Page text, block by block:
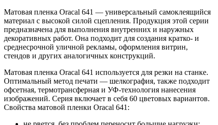
Матовая пленка Oracal 641 — универсальный самоклеящийся
материал с высокой силой сцепления. Продукция этой серии
предназначена для выполнения внутренних и наружных
декоративных работ. Она подходит для создания кратко- и
среднесрочной уличной рекламы, оформления витрин,
стендов и других аналогичных конструкций.
Матовая пленка Oracal 641 используется для резки на станке.
Оптимальный метод печати — шелкография, также подходит
офсетная, термотрансферная и УФ-технология нанесения
изображений. Серия включает в себя 60 цветовых вариантов.
Свойства матовой пленки Oracal 641: